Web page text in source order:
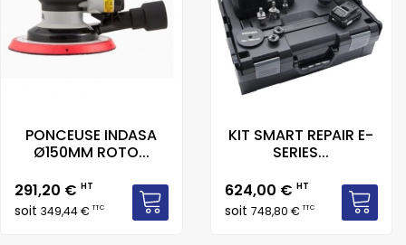
PONCEUSE INDASA
Ø150MM ROTO...
Prix
291,20 € HT
soit 349,44 €TTC
KIT SMART REPAIR E-
SERIES...
Prix
624,00 € HT
soit 748,80 €TTC